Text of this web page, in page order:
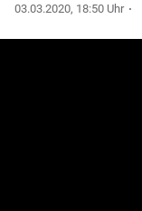
03.03.2020, 18:50 Uhr